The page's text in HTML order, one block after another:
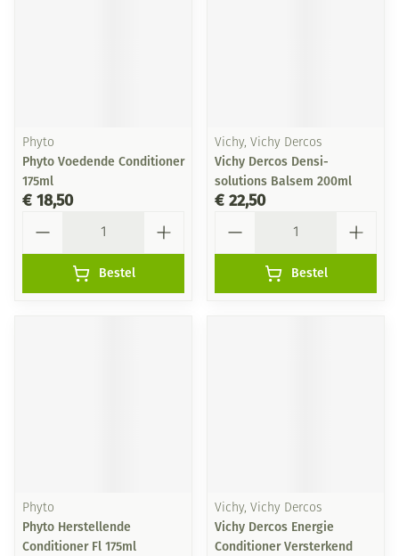
Phyto
Phyto Voedende Conditioner
175ml
€ 18,50
Bestel
Vichy, Vichy Dercos
Vichy Dercos Densi-
solutions Balsem 200ml
€ 22,50
Bestel
Phyto
Phyto Herstellende
Conditioner Fl 175ml
Vichy, Vichy Dercos
Vichy Dercos Energie
Conditioner Versterkend